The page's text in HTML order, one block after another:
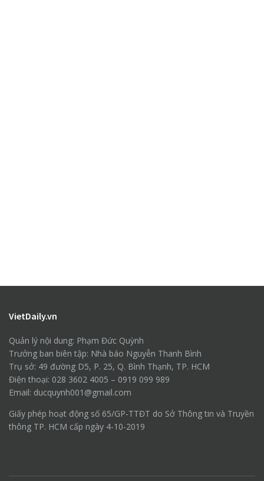
VietDaily.vn
Quản lý nội dung: Phạm Đức Quỳnh
Trưởng ban biên tập: Nhà báo Nguyễn Thanh Bình
Trụ sở: 49 đường D5, P. 25, Q. Bình Thạnh, TP. HCM
Điện thoại: 028 3602 4005 – 0919 099 989
Email: ducquynh001@gmail.com
Giấy phép hoạt động số 65/GP-TTĐT do Sở Thông tin và Truyền
thông TP. HCM cấp ngày 4-10-2019